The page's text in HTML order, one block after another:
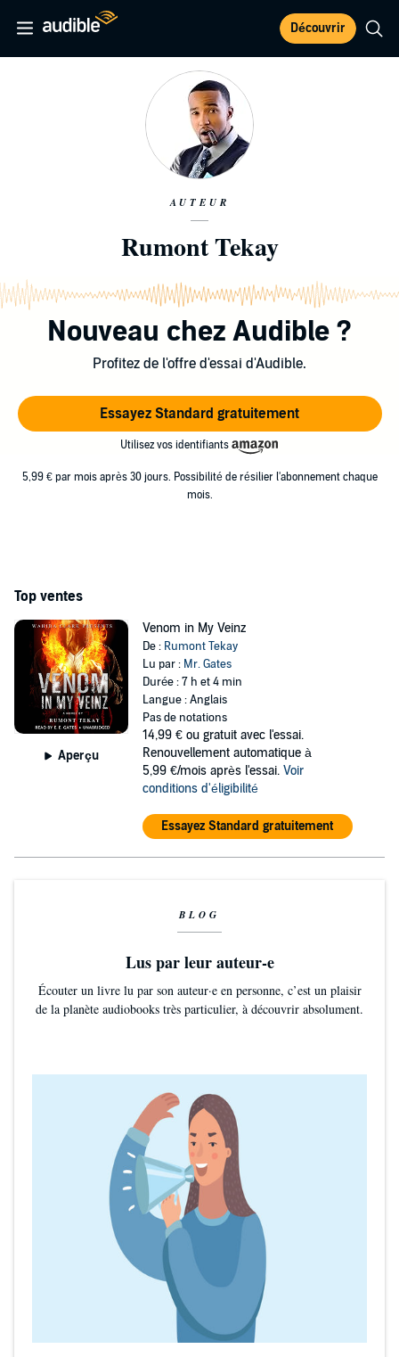
Découvrir
AUTEUR
Rumont Tekay
Nouveau chez Audible ?
Profitez de l'offre d'essai d'Audible.
Essayez Standard gratuitement
Utilisez vos identifiants
5,99 € par mois après 30 jours. Possibilité de résilier l'abonnement chaque
mois.
Top ventes
Aperçu
Venom in My Veinz
De : Rumont Tekay
Lu par : Mr. Gates
Durée : 7 h et 4 min
Langue : Anglais
Pas de notations
14,99 € ou gratuit avec l'essai.
Renouvellement automatique à
5,99 €/mois après l'essai. Voir
conditions d'éligibilité
Essayez Standard gratuitement
BLOG
Lus par leur auteur-e
Écouter un livre lu par son auteur·e en personne, c’est un plaisir
de la planète audiobooks très particulier, à découvrir absolument.